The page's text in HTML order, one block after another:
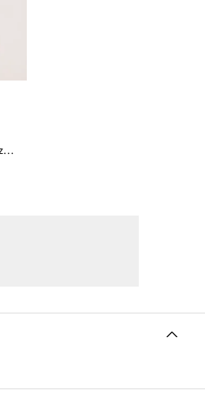
Bikini z przesuwanymi ramiączkami (2 części)